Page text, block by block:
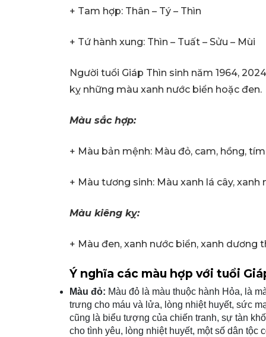
+ Tam hợp: Thân – Tý – Thìn
+ Tứ hành xung: Thìn – Tuất – Sửu – Mùi
Người tuổi Giáp Thìn sinh năm 1964,
kỵ những màu xanh nước biển hoặc đen.
Màu sắc hợp:
+ Màu bản mệnh: Màu đỏ, cam, hồng,
+ Màu tương sinh: Màu xanh lá cây, xanh
Màu kiêng kỵ:
+ Màu đen, xanh nước biển, xanh dương
Ý nghĩa các màu hợp với tuổi
Màu đỏ: Màu đỏ là màu thuộc hành Hỏa, là
trưng cho máu và lửa, lòng nhiệt huyết, sức
cũng là biểu tượng của chiến tranh, sự tàn
cho tình yêu, lòng nhiệt huyết, một số dân tộc